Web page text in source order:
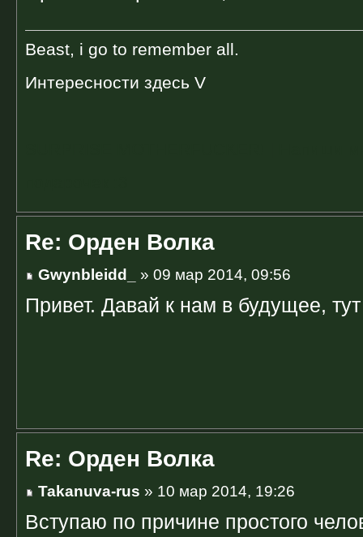
Beast, i go to remember all.
Интересности здесь V
Re: Орден Волка
Gwynbleidd_ » 09 мар 2014, 09:56
Привет. Давай к нам в будущее, тут
Re: Орден Волка
Takanuva-rus » 10 мар 2014, 19:26
Вступаю по причине простого